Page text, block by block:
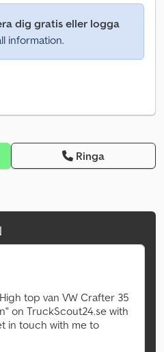
dig gratis eller logga
information.
Ringa